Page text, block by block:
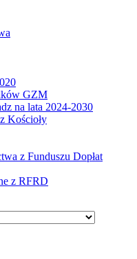
GZM
na lata 2024-2030
Kościoły
z Funduszu Dopłat
z RFRD